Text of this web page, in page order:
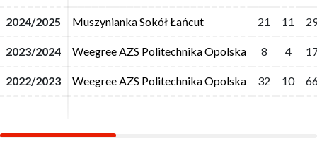
2024/2025 Muszynianka Sokół Łańcut 21 11
2023/2024 Weegree AZS Politechnika Opolska 8 4
2022/2023 Weegree AZS Politechnika Opolska 32 10
2024/2025 Muszynianka Sokół Łańcut 21 11
2023/2024 Weegree AZS Politechnika Opolska 8 4
2022/2023 Weegree AZS Politechnika Opolska 32 10